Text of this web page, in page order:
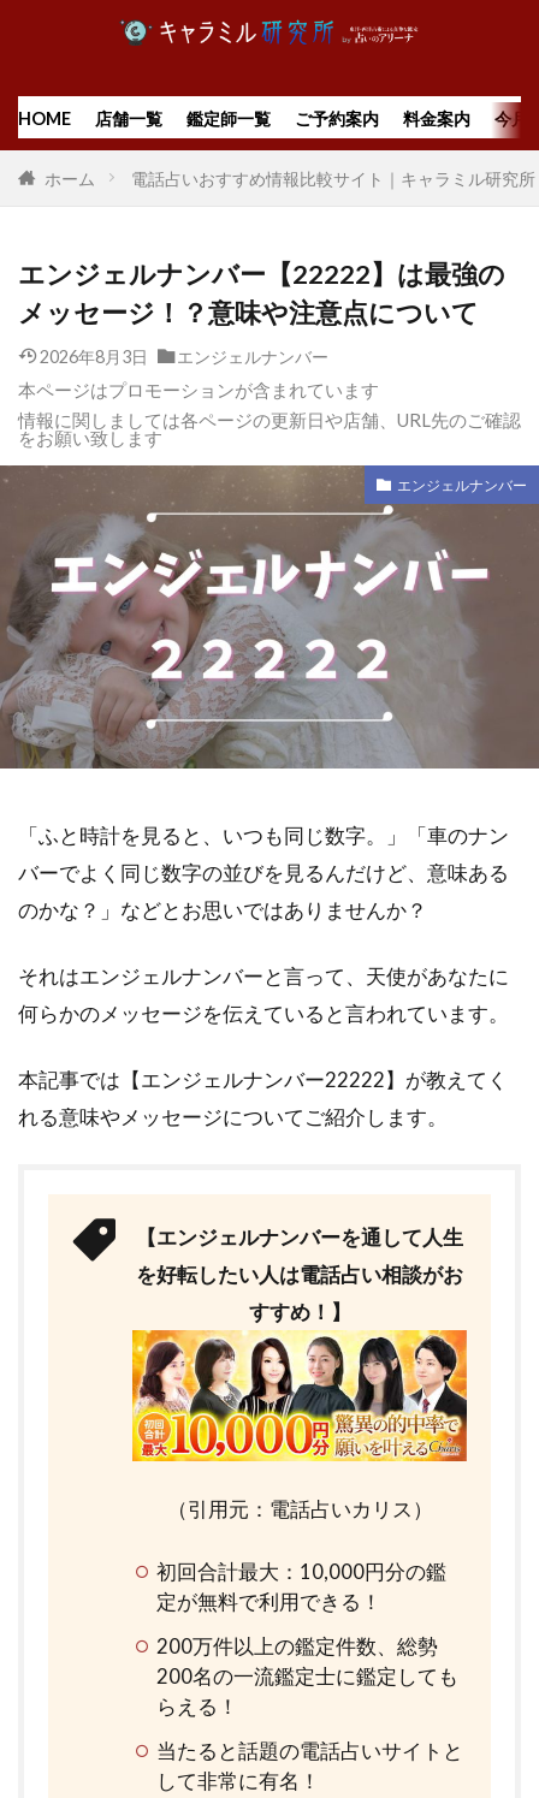
HOME 店舗一覧 鑑定師一覧 ご予約案内 料金案内 今月
ホーム 電話占いおすすめ情報比較サイト｜キャラミル研究所
エンジェルナンバー【22222】は最強の
メッセージ！？意味や注意点について
2026年8月3日 エンジェルナンバー
本ページはプロモーションが含まれています
情報に関しましては各ページの更新日や店舗、URL先のご確認
をお願い致します
エンジェルナンバー
「ふと時計を見ると、いつも同じ数字。」「車のナン
バーでよく同じ数字の並びを見るんだけど、意味ある
のかな？」などとお思いではありませんか？
それはエンジェルナンバーと言って、天使があなたに
何らかのメッセージを伝えていると言われています。
本記事では【エンジェルナンバー22222】が教えてく
れる意味やメッセージについてご紹介します。
【エンジェルナンバーを通して人生
を好転したい人は電話占い相談がお
すすめ！】
（引用元：電話占いカリス）
初回合計最大：10,000円分の鑑
定が無料で利用できる！
200万件以上の鑑定件数、総勢
200名の一流鑑定士に鑑定しても
らえる！
当たると話題の電話占いサイトと
して非常に有名！